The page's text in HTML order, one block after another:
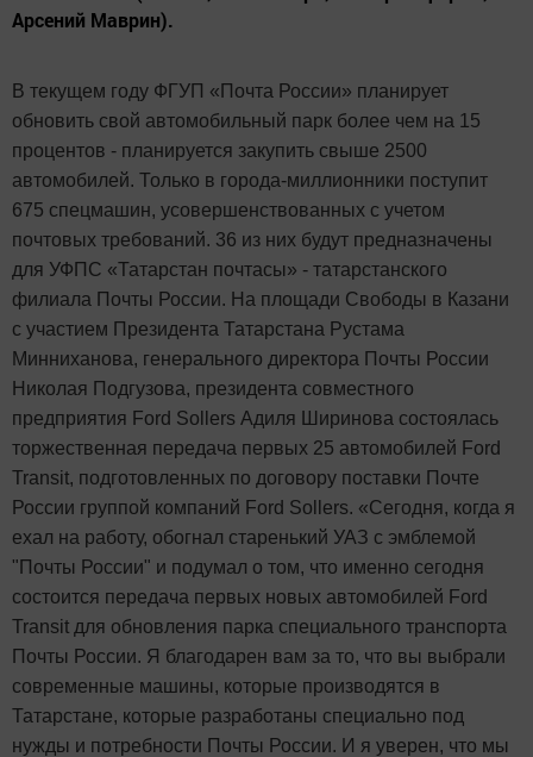
Арсений Маврин).
В текущем году ФГУП «Почта России» планирует
обновить свой автомобильный парк более чем на 15
процентов - планируется закупить свыше 2500
автомобилей. Только в города-миллионники поступит
675 спецмашин, усовершенствованных с учетом
почтовых требований. 36 из них будут предназначены
для УФПС «Татарстан почтасы» - татарстанского
филиала Почты России. На площади Свободы в Казани
с участием Президента Татарстана Рустама
Минниханова, генерального директора Почты России
Николая Подгузова, президента совместного
предприятия Ford Sollers Адиля Ширинова состоялась
торжественная передача первых 25 автомобилей Ford
Transit, подготовленных по договору поставки Почте
России группой компаний Ford Sollers. «Сегодня, когда я
ехал на работу, обогнал старенький УАЗ с эмблемой
"Почты России" и подумал о том, что именно сегодня
состоится передача первых новых автомобилей Ford
Transit для обновления парка специального транспорта
Почты России. Я благодарен вам за то, что вы выбрали
современные машины, которые производятся в
Татарстане, которые разработаны специально под
нужды и потребности Почты России. И я уверен, что мы